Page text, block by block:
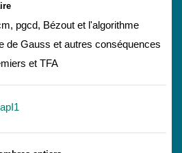
pgcd, Bézout et l'algorithme
de Gauss et autres conséquences
et TFA